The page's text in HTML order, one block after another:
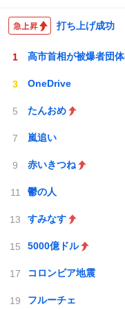
打ち上げ成功
OneDrive
たんおめ
嵐追い
赤いきつね
鬱の人
すみなす
5000億ドル
コロンビア地震
フルーチェ